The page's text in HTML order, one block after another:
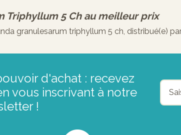
Triphyllum 5 Chau meilleur prix
granulesarum triphyllum 5 ch, distribué(e)
d'achat : recevez
vous inscrivant à notre
!